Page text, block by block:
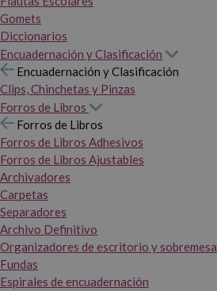
Gomets
Diccionarios
Encuadernación y Clasificación
Encuadernación y Clasificación
Clips, Chinchetas y Pinzas
Forros de Libros
Forros de Libros
Forros de Libros Adhesivos
Forros de Libros Ajustables
Archivadores
Carpetas
Separadores
Archivo Definitivo
Organizadores de escritorio y sobremesa
Fundas
Espirales de encuadernación